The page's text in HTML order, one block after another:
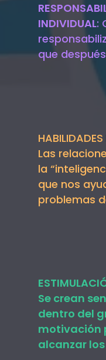
INDIVIDUAL:
que
HABILIDADES
Las
la
que nos
problemas
Se crean
dentro del
motivación
alcanzar